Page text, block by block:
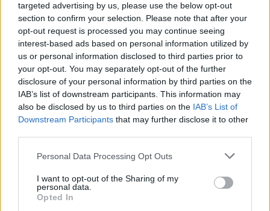
targeted advertising by us, please use the below opt-out
section to confirm your selection. Please note that after your
opt-out request is processed you may continue seeing
interest-based ads based on personal information utilized by
us or personal information disclosed to third parties prior to
your opt-out. You may separately opt-out of the further
disclosure of your personal information by third parties on the
IAB’s list of downstream participants. This information may
also be disclosed by us to third parties on the IAB’s List of
Downstream Participants that may further disclose it to other
Please note that this website/app uses one or more Google
not limited to your visit or usage behaviour. You may click to
grant or deny consent to Google and its third-party tags to
use your data for below specified purposes in below Google
Personal Data Processing Opt Outs
I want to opt-out of the Sharing of my
personal data.
Opted In
Συγκλoνιστικές στιγμές στην Βενεζουέλα:
Γυναίκα γέννησε μέσα στα χαλάσματα μετά τον
φονικό σεισμό
Μια γυναίκα γέννησε μέσα στα ερείπια μετά τον φονικό σεισμό
στη Βενεζουέλα, με τη βοήθεια διασωστών.
26.06.2026 20:40
Γιάννης
Τσούρτης